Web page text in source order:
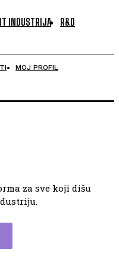
INDUSTRIJA
R&D
MOJ PROFIL
za sve koji dišu